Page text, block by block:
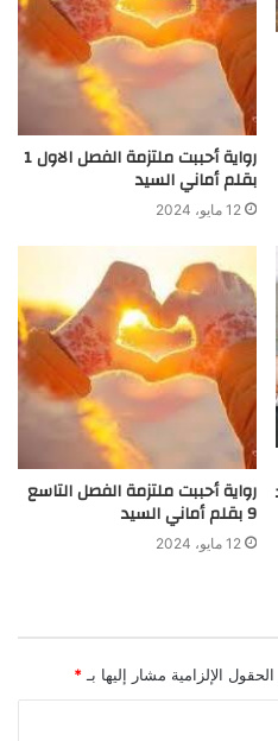
رواية أحببت ملتزمة الفصل الاول 1
بقلم أماني السيد
12 مايو، 2024
رواية أحببت ملتزمة الفصل التاسع
9 بقلم أماني السيد
12 مايو، 2024
الحقول الإلزامية مشار إليها بـ *